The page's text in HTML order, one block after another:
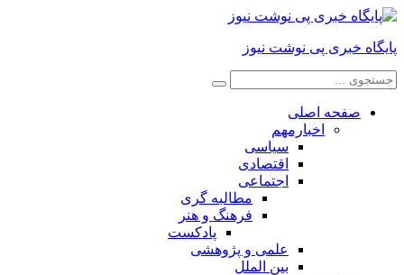
پایگاه خبری پی نوشت نیوز
صفحه اصلی
اخبارمهم
سیاسی
اقتصادی
اجتماعی
مطالبه گری
فرهنگ و هنر
پادکست
علمی و پژوهشی
بین الملل